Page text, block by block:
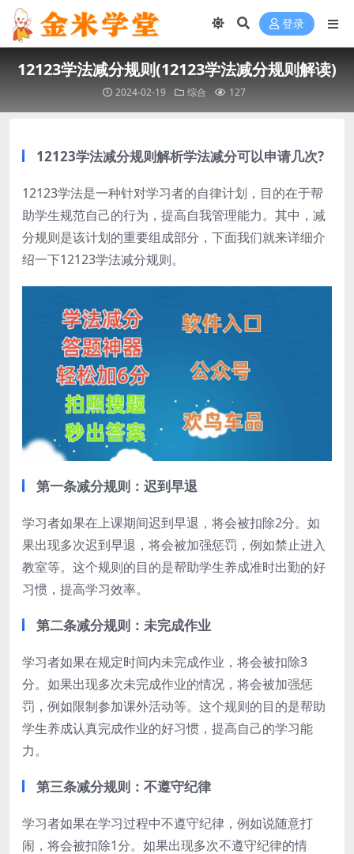
登录
12123学法减分规则(12123学法减分规则解读)
2024-02-19 综合 127
12123学法减分规则解析学法减分可以申请几次?
12123学法是一种针对学习者的自律计划，目的在于帮
助学生规范自己的行为，提高自我管理能力。其中，减
分规则是该计划的重要组成部分，下面我们就来详细介
绍一下12123学法减分规则。
第一条减分规则：迟到早退
学习者如果在上课期间迟到早退，将会被扣除2分。如
果出现多次迟到早退，将会被加强惩罚，例如禁止进入
教室等。这个规则的目的是帮助学生养成准时出勤的好
习惯，提高学习效率。
第二条减分规则：未完成作业
学习者如果在规定时间内未完成作业，将会被扣除3
分。如果出现多次未完成作业的情况，将会被加强惩
罚，例如限制参加课外活动等。这个规则的目的是帮助
学生养成认真完成作业的好习惯，提高自己的学习能
力。
第三条减分规则：不遵守纪律
学习者如果在学习过程中不遵守纪律，例如说随意打
闹，将会被扣除1分。如果出现多次不遵守纪律的情